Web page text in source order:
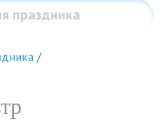
праздника
/